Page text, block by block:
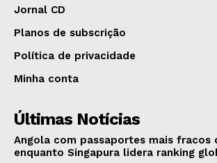
Jornal CD
Planos de subscrição
Política de privacidade
Minha conta
Últimas Notícias
Angola com passaportes mais fracos
enquanto Singapura lidera ranking